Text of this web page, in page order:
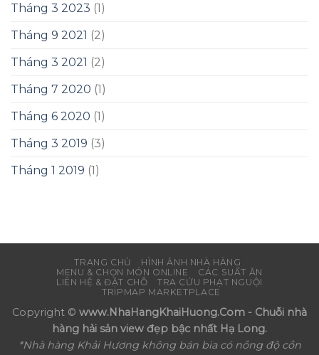
Tháng 3 2023 (1)
Tháng 9 2021 (2)
Tháng 3 2021 (2)
Tháng 7 2020 (1)
Tháng 6 2020 (1)
Tháng 3 2019 (3)
Tháng 1 2019 (1)
TRANG CHỦ
HÌNH ẢNH NHÀ HÀNG
MENU & CHỌN MÓN ONLINE
CÁC SUẤT ĂN
LIÊN HỆ & ĐẶT CHỖ
TRA CỨU PHẠT NGUỘI
TRIPMAP MARKETPLACE
Copyright © www.NhaHangKhaiHuong.Com - Chuỗi nhà
hàng hải sản view đẹp bậc nhất Hạ Long.
*Nhà hàng Khải Hương không bán bia có nồng độ cồn